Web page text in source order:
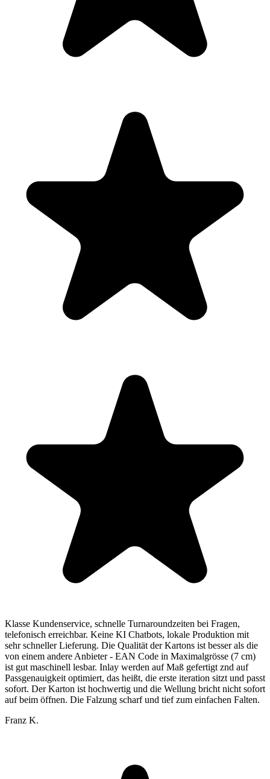
Klasse Kundenservice, schnelle Turnaroundzeiten bei Fragen,
telefonisch erreichbar. Keine KI Chatbots, lokale Produktion mit
sehr schneller Lieferung. Die Qualität der Kartons ist besser als die
von einem andere Anbieter - EAN Code in Maximalgrösse (7 cm)
ist gut maschinell lesbar. Inlay werden auf Maß gefertigt znd auf
Passgenauigkeit optimiert, das heißt, die erste iteration sitzt und passt
sofort. Der Karton ist hochwertig und die Wellung bricht nicht sofort
auf beim öffnen. Die Falzung scharf und tief zum einfachen Falten.
Franz K.